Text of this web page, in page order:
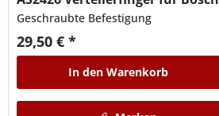
Geschraubte Befestigung
29,50 € *
In den Warenkorb